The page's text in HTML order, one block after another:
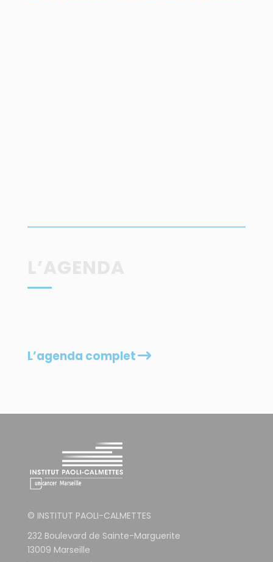
L’agenda complet
© INSTITUT PAOLI-CALMETTES
232 Boulevard de Sainte-Marguerite
13009 Marseille